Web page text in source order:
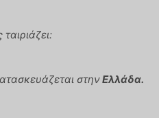
στηνΕλλάδα.